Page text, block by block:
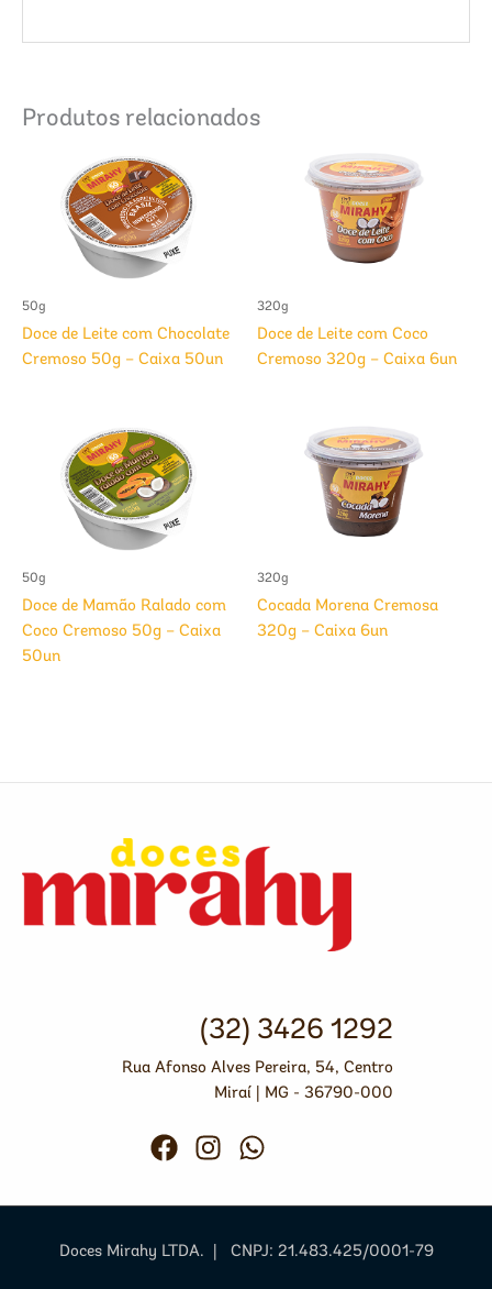
Produtos relacionados
50g
Doce de Leite com Chocolate
Cremoso 50g – Caixa 50un
320g
Doce de Leite com Coco
Cremoso 320g – Caixa 6un
50g
Doce de Mamão Ralado com
Coco Cremoso 50g – Caixa
50un
320g
Cocada Morena Cremosa
320g – Caixa 6un
(32) 3426 1292
Rua Afonso Alves Pereira, 54, Centro
Miraí | MG - 36790-000
Doces Mirahy LTDA. | CNPJ: 21.483.425/0001-79